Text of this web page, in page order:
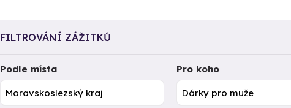
FILTROVÁNÍ ZÁŽITKŮ
Podle místa Pro koho